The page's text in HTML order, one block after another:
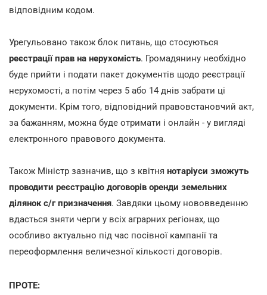
відповідним кодом.
Урегульовано також блок питань, що стосуються
реєстрації прав на нерухомість. Громадянину необхідно
буде прийти і подати пакет документів щодо реєстрації
нерухомості, а потім через 5 або 14 днів забрати ці
документи. Крім того, відповідний правовстановчий акт,
за бажанням, можна буде отримати і онлайн - у вигляді
електронного правового документа.
Також Міністр зазначив, що з квітня нотаріуси зможуть
проводити реєстрацію договорів оренди земельних
ділянок с/г призначення. Завдяки цьому нововведенню
вдасться зняти черги у всіх аграрних регіонах, що
особливо актуально під час посівної кампанії та
переоформлення величезної кількості договорів.
ПРОТЕ: